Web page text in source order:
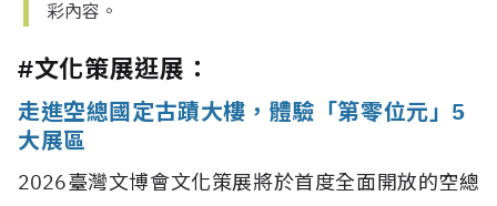
彩內容。
#文化策展逛展：
走進空總國定古蹟大樓，體驗「第零位元」5
大展區
2026臺灣文博會文化策展將於首度全面開放的空總